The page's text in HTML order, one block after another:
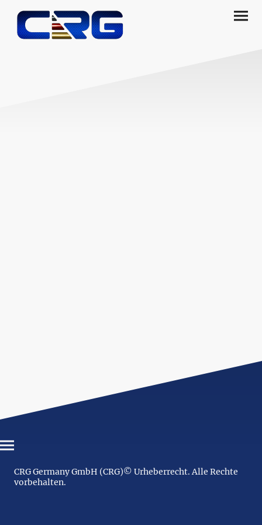
CRG Germany GmbH (CRG)© Urheberrecht. Alle Rechte
vorbehalten.